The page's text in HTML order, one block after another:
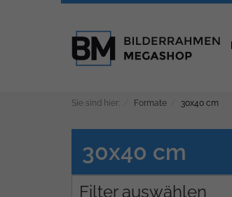
Sie sind hier: Formate 30x40 cm
30x40 cm